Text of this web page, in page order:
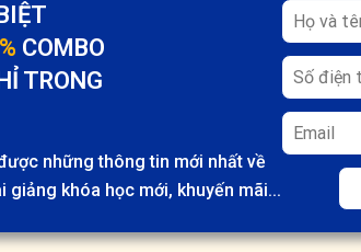
COMBO
TRONG
những thông tin mới nhất về
giảng khóa học mới, khuyến mãi...